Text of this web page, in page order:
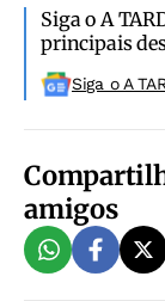
Siga o A
principais
Siga o A
amigos